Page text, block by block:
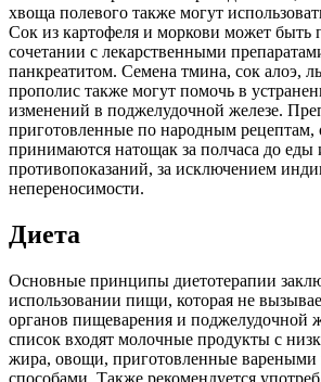
хвоща полевого также могут
Сок из картофеля и моркови может быть
сочетании с лекарственными
панкреатитом. Семена тмина, сок алоэ,
прополис также могут помочь в
изменений в поджелудочной железе.
приготовленные по народным рецептам,
принимаются натощак за полчаса до
противопоказаний, за исключением
непереносимости.
Диета
Основные принципы диетотерапии
использовании пищи, которая не
органов пищеварения и поджелудочной
список входят молочные продукты с
жира, овощи, приготовленные
способами. Также рекомендуется